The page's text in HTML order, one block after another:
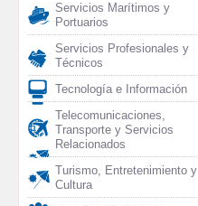
Servicios Marítimos y
Portuarios
Servicios Profesionales y
Técnicos
Tecnología e Información
Telecomunicaciones,
Transporte y Servicios
Relacionados
Turismo, Entretenimiento y
Cultura